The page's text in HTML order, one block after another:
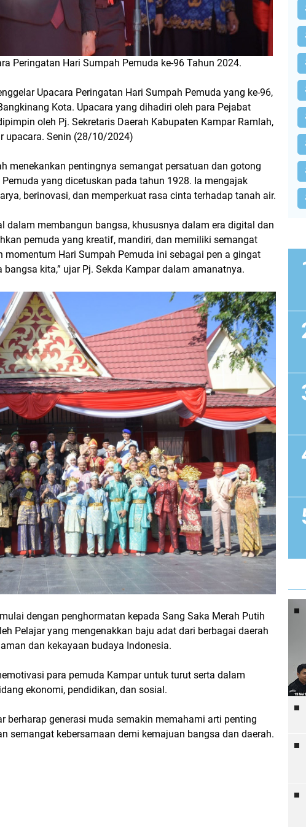
Peringatan Hari Sumpah Pemuda ke-96 Tahun 2024.
Upacara Peringatan Hari Sumpah Pemuda yang ke-96,
Kota. Upacara yang dihadiri oleh para Pejabat
oleh Pj. Sekretaris Daerah Kabupaten Kampar Ramlah,
upacara. Senin (28/10/2024)
menekankan pentingnya semangat persatuan dan gotong
yang dicetuskan pada tahun 1928. Ia mengajak
berinovasi, dan memperkuat rasa cinta terhadap tanah air.
dalam membangun bangsa, khususnya dalam era digital dan
pemuda yang kreatif, mandiri, dan memiliki semangat
Hari Sumpah Pemuda ini sebagai pen a gingat
kita,” ujar Pj. Sekda Kampar dalam amanatnya.
dengan penghormatan kepada Sang Saka Merah Putih
Pelajar yang mengenakkan baju adat dari berbagai daerah
dan kekayaan budaya Indonesia.
para pemuda Kampar untuk turut serta dalam
ekonomi, pendidikan, dan sosial.
berharap generasi muda semakin memahami arti penting
semangat kebersamaan demi kemajuan bangsa dan daerah.